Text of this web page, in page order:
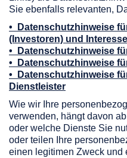
Sie ebenfalls relevanten,
• Datenschutzhinweise
(Investoren) und
• Datenschutzhinweise
• Datenschutzhinweise
• Datenschutzhinweise
Dienstleister
Wie wir Ihre
verwenden, hängt davon
oder welche Dienste Sie
oder teilen Ihre
einen legitimen Zweck und